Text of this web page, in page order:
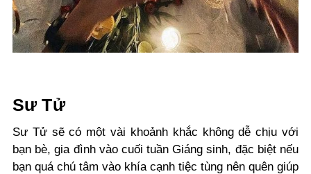
Sư Tử
Sư Tử sẽ có một vài khoảnh khắc không dễ chịu với
bạn bè, gia đình vào cuối tuần Giáng sinh, đặc biệt nếu
bạn quá chú tâm vào khía cạnh tiệc tùng nên quên giúp